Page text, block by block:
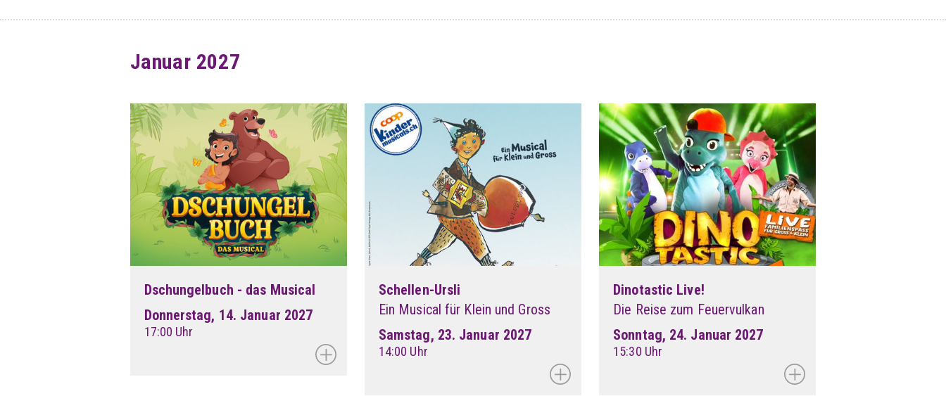
Januar 2027
Dschungelbuch - das Musical
Donnerstag, 14. Januar 2027
17:00 Uhr
Schellen-Ursli
Ein Musical für Klein und Gross
Samstag, 23. Januar 2027
14:00 Uhr
Dinotastic Live!
Die Reise zum Feuervulkan
Sonntag, 24. Januar 2027
15:30 Uhr